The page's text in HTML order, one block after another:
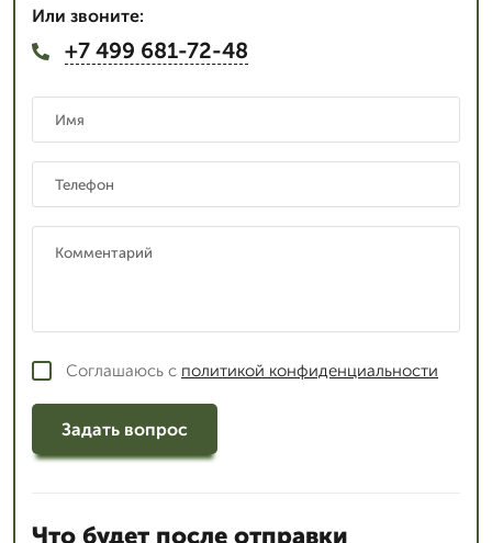
Или звоните:
+7 499 681-72-48
Соглашаюсь с политикой конфиденциальности
Задать вопрос
Что будет после отправки